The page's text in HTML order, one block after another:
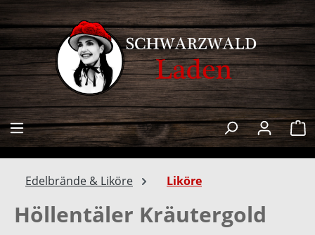
springen
Edelbrände & Liköre Liköre
Höllentäler Kräutergold